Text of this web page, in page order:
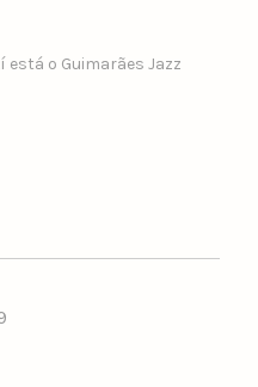
está o Guimarães Jazz